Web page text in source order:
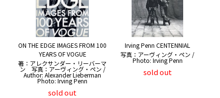
ON THE EDGE IMAGES FROM 100
YEARS OF VOGUE
著：アレクサンダー・リーバーマ
ン 写真：アーヴィング・ペン /
Author: Alexander Lieberman
Photo: Irving Penn
sold out
Irving Penn CENTENNIAL
写真：アーヴィング・ペン /
Photo: Irving Penn
sold out